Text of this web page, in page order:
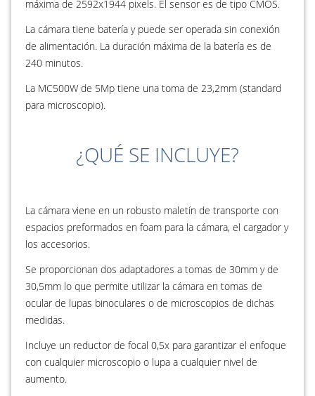
máxima de 2592x1944 pixels. El sensor es de tipo CMOS.
La cámara tiene batería y puede ser operada sin conexión
de alimentación. La duración máxima de la batería es de
240 minutos.
La MC500W de 5Mp tiene una toma de 23,2mm (standard
para microscopio).
¿QUÉ SE INCLUYE?
La cámara viene en un robusto maletín de transporte con
espacios preformados en foam para la cámara, el cargador y
los accesorios.
Se proporcionan dos adaptadores a tomas de 30mm y de
30,5mm lo que permite utilizar la cámara en tomas de
ocular de lupas binoculares o de microscopios de dichas
medidas.
Incluye un reductor de focal 0,5x para garantizar el enfoque
con cualquier microscopio o lupa a cualquier nivel de
aumento.